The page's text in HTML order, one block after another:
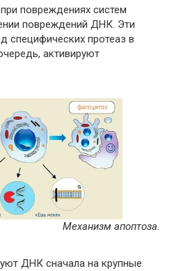
повреждениях систем
повреждений ДНК. Эти
специфических протеаз в
активируют
Механизм апоптоза.
ДНК сначала на крупные